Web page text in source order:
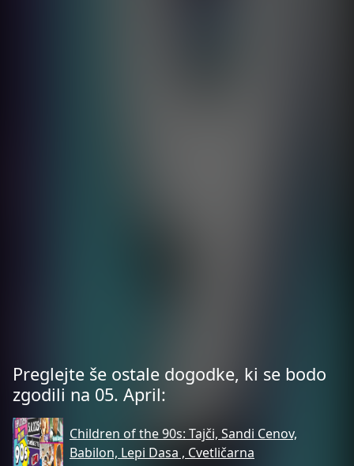
Preglejte še ostale dogodke, ki se bodo
zgodili na 05. April:
Children of the 90s: Tajči, Sandi Cenov,
Babilon, Lepi Dasa , Cvetličarna